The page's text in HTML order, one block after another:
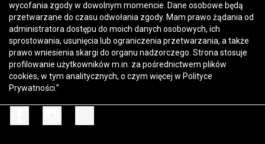
wycofania zgody w dowolnym momencie. Dane osobowe będą
przetwarzane do czasu odwołania zgody. Mam prawo żądania od
administratora dostępu do moich danych osobowych, ich
sprostowania, usunięcia lub ograniczenia przetwarzania, a także
prawo wniesienia skargi do organu nadzorczego. Strona stosuje
profilowanie użytkowników m.in. za pośrednictwem plików
cookies, w tym analitycznych, o czym więcej w Polityce
Prywatności.”